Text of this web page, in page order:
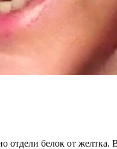
отдели белок от